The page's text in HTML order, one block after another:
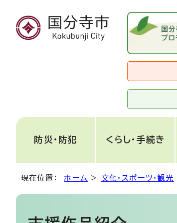
防災・防犯 くらし・手続き
現在位置： ホーム > 文化・スポーツ・観光